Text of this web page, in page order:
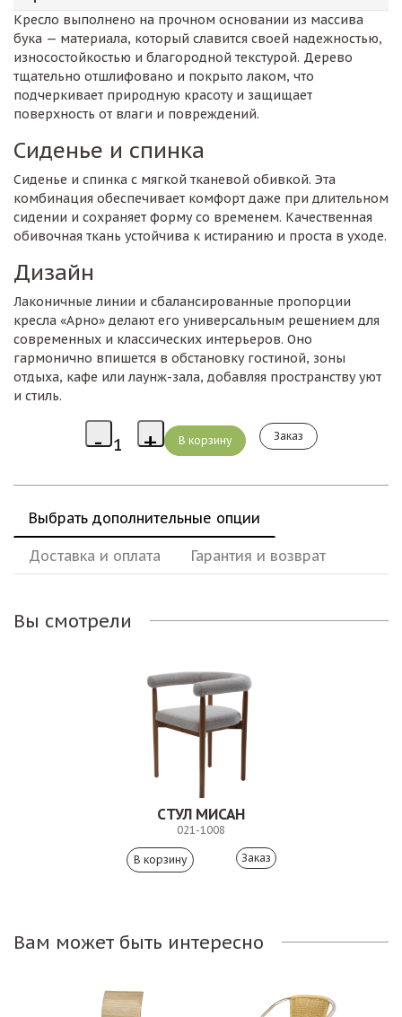
Кресло выполнено на прочном основании из массива
бука — материала, который славится своей надежностью,
износостойкостью и благородной текстурой. Дерево
тщательно отшлифовано и покрыто лаком, что
подчеркивает природную красоту и защищает
поверхность от влаги и повреждений.
Сиденье и спинка
Сиденье и спинка с мягкой тканевой обивкой. Эта
комбинация обеспечивает комфорт даже при длительном
сидении и сохраняет форму со временем. Качественная
обивочная ткань устойчива к истиранию и проста в уходе.
Дизайн
Лаконичные линии и сбалансированные пропорции
кресла «Арно» делают его универсальным решением для
современных и классических интерьеров. Оно
гармонично впишется в обстановку гостиной, зоны
отдыха, кафе или лаунж-зала, добавляя пространству уют
и стиль.
Заказ
Выбрать дополнительные опции
Доставка и оплата Гарантия и возврат
Вы смотрели
СТУЛ МИСАН
021-1008
Заказ
Вам может быть интересно